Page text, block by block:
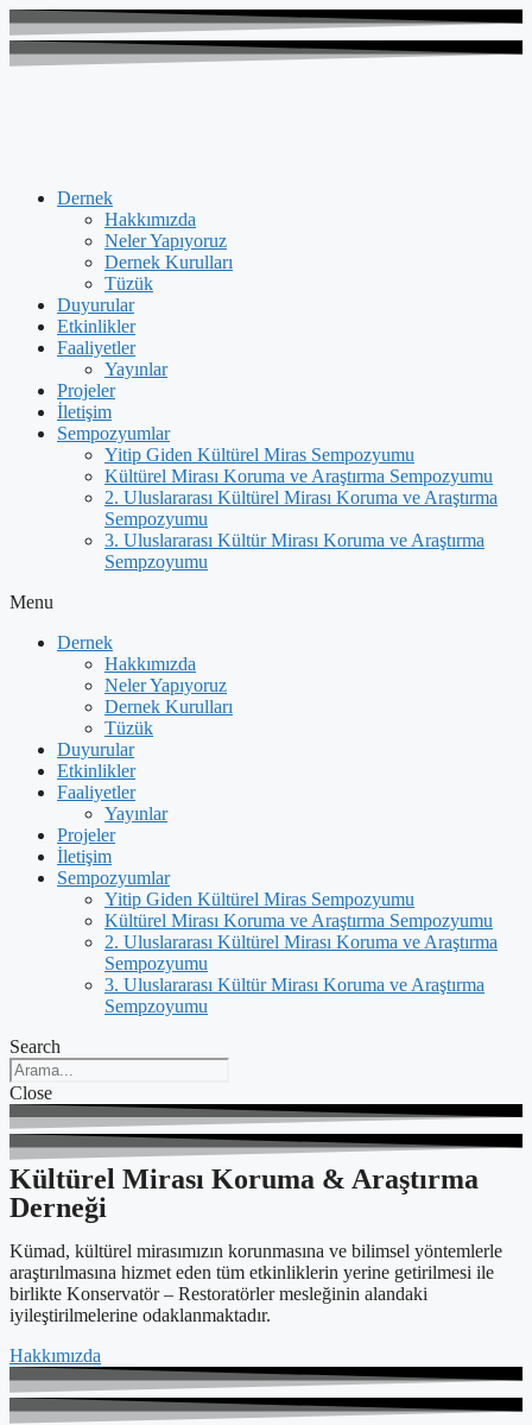
Dernek
Hakkımızda
Neler Yapıyoruz
Dernek Kurulları
Tüzük
Duyurular
Etkinlikler
Faaliyetler
Yayınlar
Projeler
İletişim
Sempozyumlar
Yitip Giden Kültürel Miras Sempozyumu
Kültürel Mirası Koruma ve Araştırma Sempozyumu
2. Uluslararası Kültürel Mirası Koruma ve Araştırma
Sempozyumu
3. Uluslararası Kültür Mirası Koruma ve Araştırma
Sempzoyumu
Menu
Dernek
Hakkımızda
Neler Yapıyoruz
Dernek Kurulları
Tüzük
Duyurular
Etkinlikler
Faaliyetler
Yayınlar
Projeler
İletişim
Sempozyumlar
Yitip Giden Kültürel Miras Sempozyumu
Kültürel Mirası Koruma ve Araştırma Sempozyumu
2. Uluslararası Kültürel Mirası Koruma ve Araştırma
Sempozyumu
3. Uluslararası Kültür Mirası Koruma ve Araştırma
Sempzoyumu
Search
Close
Kültürel Mirası Koruma & Araştırma
Derneği
Kümad, kültürel mirasımızın korunmasına ve bilimsel yöntemlerle
araştırılmasına hizmet eden tüm etkinliklerin yerine getirilmesi ile
birlikte Konservatör – Restoratörler mesleğinin alandaki
iyileştirilmelerine odaklanmaktadır.
Hakkımızda